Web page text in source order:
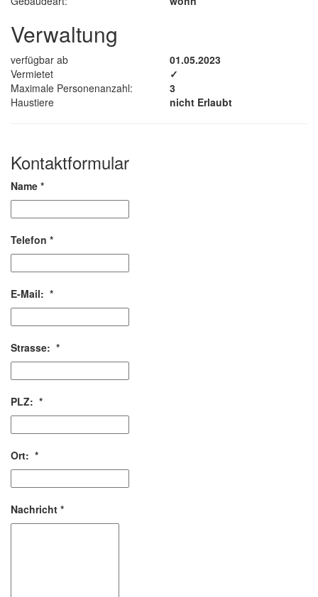
Verwaltung
verfügbar ab
01.05.2023
Vermietet
✓
Maximale Personenanzahl:
3
Haustiere
nicht Erlaubt
Kontaktformular
Name *
Telefon *
E-Mail: *
Strasse: *
PLZ: *
Ort: *
Nachricht *